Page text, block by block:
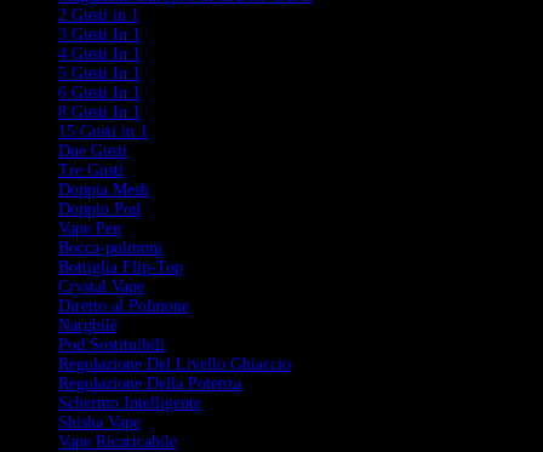
2 Gusti in 1
3 Gusti In 1
4 Gusti In 1
5 Gusti In 1
6 Gusti In 1
8 Gusti In 1
15 Gusti in 1
Due Gusti
Tre Gusti
Doppia Mesh
Doppio Pod
Vape Pen
Bocca-polmoni
Bottiglia Flip-Top
Crystal Vape
Diretto al Polmone
Narghilè
Pod Sostituibili
Regolazione Del Livello Ghiaccio
Regolazione Della Potenza
Schermo Intelligente
Shisha Vape
Vape Ricaricabile